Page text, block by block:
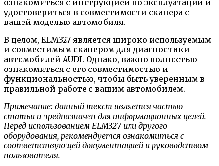
ознакомиться с инструкцией по эксплуатации и
удостовериться в совместимости сканера с
вашей моделью автомобиля.
В целом, ELM327 является широко используемым
и совместимым сканером для диагностики
автомобилей AUDI. Однако, важно полностью
ознакомиться с его совместимостью и
функциональностью, чтобы быть уверенным в
правильной работе с вашим автомобилем.
Примечание: данный текст является частью
статьи и предназначен для информационных целей.
Перед использованием ELM327 или другого
оборудования, рекомендуется ознакомиться с
соответствующей документацией и руководством
пользователя.